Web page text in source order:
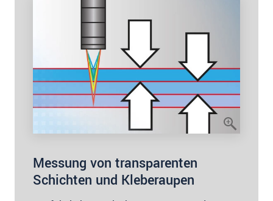
Messung von transparenten
Schichten und Kleberaupen